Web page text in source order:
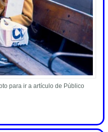
para ir a artículo de Público